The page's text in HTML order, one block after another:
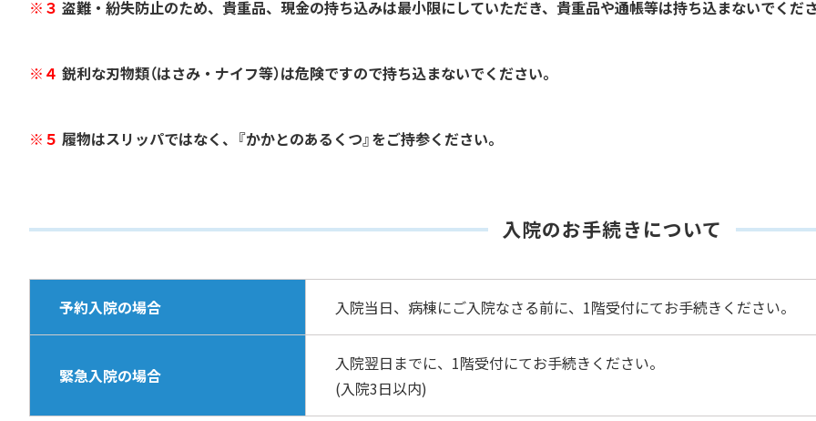
※３ 盗難・紛失防止のため、貴重品、現金の持ち込みは最小限にしていただき、貴重品や通帳等は持ち込まないでくだ
※４ 鋭利な刃物類（はさみ・ナイフ等）は危険ですので持ち込まないでください。
※５ 履物はスリッパではなく、『かかとのあるくつ』をご持参ください。
入院のお手続きについて
予約入院の場合 入院当日、病棟にご入院なさる前に、1階受付にてお手続きください。
緊急入院の場合
入院翌日までに、1階受付にてお手続きください。
(入院3日以内)